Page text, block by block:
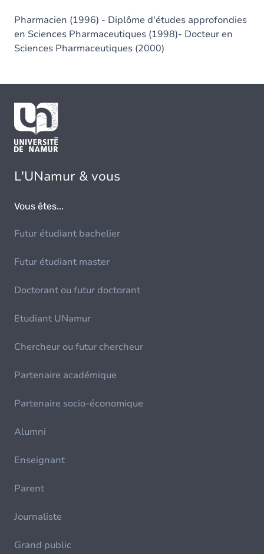
Pharmacien (1996) - Diplôme d'études approfondies
en Sciences Pharmaceutiques (1998)- Docteur en
Sciences Pharmaceutiques (2000)
L'UNamur & vous
Vous êtes...
Futur étudiant bachelier
Futur étudiant master
Doctorant ou futur doctorant
Etudiant UNamur
Chercheur ou futur chercheur
Partenaire académique
Partenaire socio-économique
Alumni
Enseignant
Parent
Journaliste
Grand public